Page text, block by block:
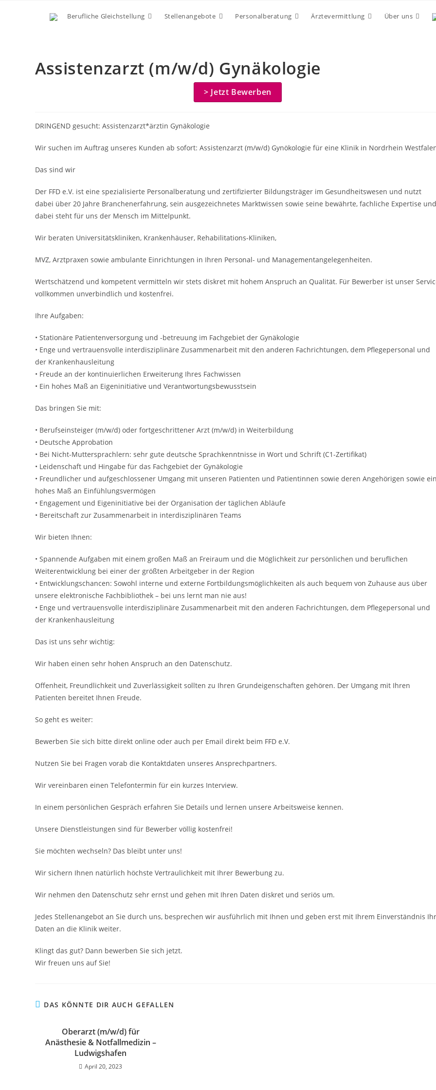
Berufliche Gleichstellung Stellenangebote Personalberatung Ärztevermittlung Über uns
Assistenzarzt (m/w/d) Gynäkologie
> Jetzt Bewerben
DRINGEND gesucht: Assistenzarzt*ärztin Gynäkologie
Wir suchen im Auftrag unseres Kunden ab sofort: Assistenzarzt (m/w/d) Gynökologie für eine Klinik in Nordrhein
Das sind wir
Der FFD e.V. ist eine spezialisierte Personalberatung und zertifizierter Bildungsträger im Gesundheitswesen und nutzt
dabei über 20 Jahre Branchenerfahrung, sein ausgezeichnetes Marktwissen sowie seine bewährte, fachliche Expertise und
dabei steht für uns der Mensch im Mittelpunkt.
Wir beraten Universitätskliniken, Krankenhäuser, Rehabilitations-Kliniken,
MVZ, Arztpraxen sowie ambulante Einrichtungen in Ihren Personal- und Managementangelegenheiten.
Wertschätzend und kompetent vermitteln wir stets diskret mit hohem Anspruch an Qualität. Für Bewerber ist unser
vollkommen unverbindlich und kostenfrei.
Ihre Aufgaben:
• Stationäre Patientenversorgung und -betreuung im Fachgebiet der Gynäkologie
• Enge und vertrauensvolle interdisziplinäre Zusammenarbeit mit den anderen Fachrichtungen, dem Pflegepersonal und
der Krankenhausleitung
• Freude an der kontinuierlichen Erweiterung Ihres Fachwissen
• Ein hohes Maß an Eigeninitiative und Verantwortungsbewusstsein
Das bringen Sie mit:
• Berufseinsteiger (m/w/d) oder fortgeschrittener Arzt (m/w/d) in Weiterbildung
• Deutsche Approbation
• Bei Nicht-Muttersprachlern: sehr gute deutsche Sprachkenntnisse in Wort und Schrift (C1-Zertifikat)
• Leidenschaft und Hingabe für das Fachgebiet der Gynäkologie
• Freundlicher und aufgeschlossener Umgang mit unseren Patienten und Patientinnen sowie deren Angehörigen sowie
hohes Maß an Einfühlungsvermögen
• Engagement und Eigeninitiative bei der Organisation der täglichen Abläufe
• Bereitschaft zur Zusammenarbeit in interdisziplinären Teams
Wir bieten Ihnen:
• Spannende Aufgaben mit einem großen Maß an Freiraum und die Möglichkeit zur persönlichen und beruflichen
Weiterentwicklung bei einer der größten Arbeitgeber in der Region
• Entwicklungschancen: Sowohl interne und externe Fortbildungsmöglichkeiten als auch bequem von Zuhause aus über
unsere elektronische Fachbibliothek – bei uns lernt man nie aus!
• Enge und vertrauensvolle interdisziplinäre Zusammenarbeit mit den anderen Fachrichtungen, dem Pflegepersonal und
der Krankenhausleitung
Das ist uns sehr wichtig:
Wir haben einen sehr hohen Anspruch an den Datenschutz.
Offenheit, Freundlichkeit und Zuverlässigkeit sollten zu Ihren Grundeigenschaften gehören. Der Umgang mit Ihren
Patienten bereitet Ihnen Freude.
So geht es weiter:
Bewerben Sie sich bitte direkt online oder auch per Email direkt beim FFD e.V.
Nutzen Sie bei Fragen vorab die Kontaktdaten unseres Ansprechpartners.
Wir vereinbaren einen Telefontermin für ein kurzes Interview.
In einem persönlichen Gespräch erfahren Sie Details und lernen unsere Arbeitsweise kennen.
Unsere Dienstleistungen sind für Bewerber völlig kostenfrei!
Sie möchten wechseln? Das bleibt unter uns!
Wir sichern Ihnen natürlich höchste Vertraulichkeit mit Ihrer Bewerbung zu.
Wir nehmen den Datenschutz sehr ernst und gehen mit Ihren Daten diskret und seriös um.
Jedes Stellenangebot an Sie durch uns, besprechen wir ausführlich mit Ihnen und geben erst mit Ihrem Einverständnis
Daten an die Klinik weiter.
Klingt das gut? Dann bewerben Sie sich jetzt.
Wir freuen uns auf Sie!
DAS KÖNNTE DIR AUCH GEFALLEN
Oberarzt (m/w/d) für
Anästhesie & Notfallmedizin –
Ludwigshafen
April 20, 2023